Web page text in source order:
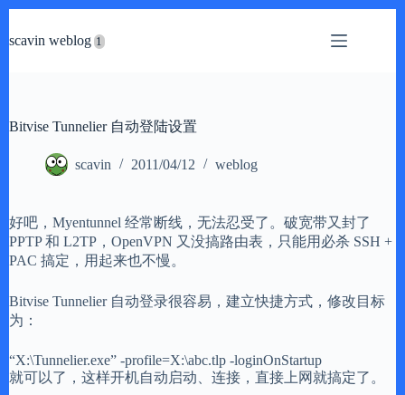
过
scavin weblog
Bitvise Tunnelier 自动登陆设置
scavin 2011/04/12 weblog
好吧，Myentunnel 经常断线，无法忍受了。破宽带又封了
PPTP 和 L2TP，OpenVPN 又没搞路由表，只能用必杀 SSH +
PAC 搞定，用起来也不慢。
Bitvise Tunnelier 自动登录很容易，建立快捷方式，修改目标
为：
“X:\Tunnelier.exe” -profile=X:\abc.tlp -loginOnStartup
就可以了，这样开机自动启动、连接，直接上网就搞定了。